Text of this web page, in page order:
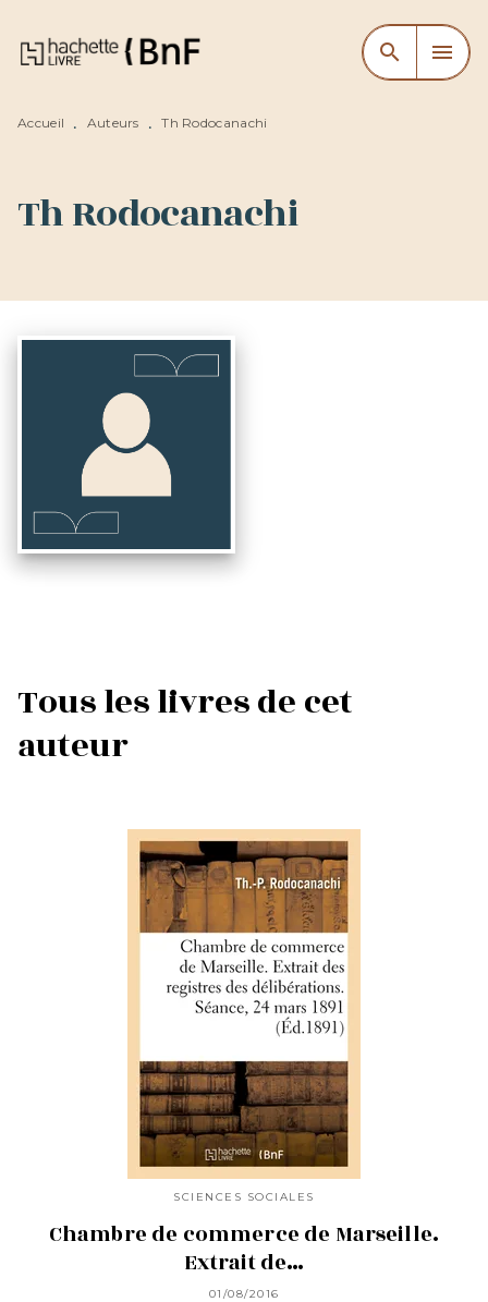
MENU RECHERCHE
CONTENU
search menu
Accueil • Auteurs • Th Rodocanachi
Th Rodocanachi
Tous les livres de cet
auteur
SCIENCES SOCIALES
Chambre de commerce de Marseille.
Extrait de…
01/08/2016